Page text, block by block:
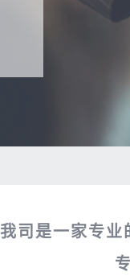
我司是一家专业